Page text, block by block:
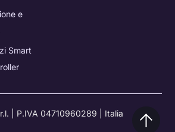
e
Smart
| P.IVA 04710960289 | Italia